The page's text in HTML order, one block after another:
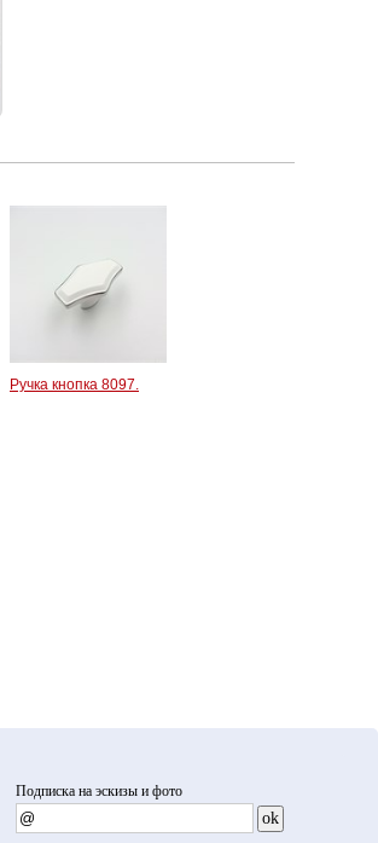
Ручка кнопка 8097.
Подписка на эскизы и фото